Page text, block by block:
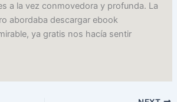
a la vez conmovedora y profunda. La
abordaba descargar ebook
ya gratis nos hacía sentir